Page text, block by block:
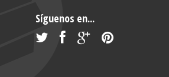
Síguenos en...